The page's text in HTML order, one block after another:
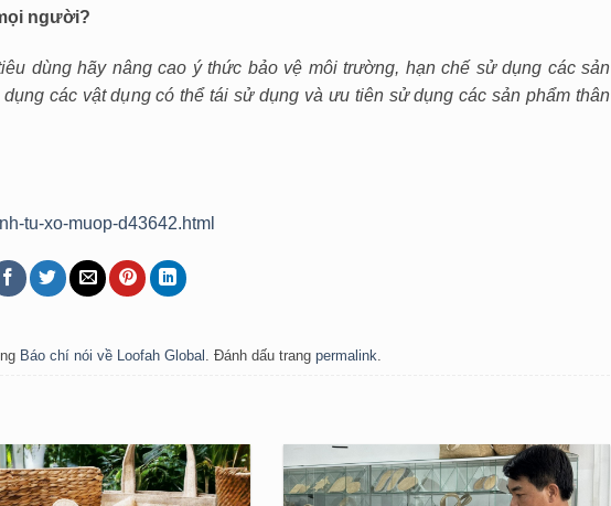
người?
dùng hãy nâng cao ý thức bảo vệ môi trường, hạn chế sử dụng các sản
các vật dụng có thể tái sử dụng và ưu tiên sử dụng các sản phẩm thân
tu-xo-muop-d43642.html
Báo chí nói về Loofah Global . Đánh dấu trang permalink